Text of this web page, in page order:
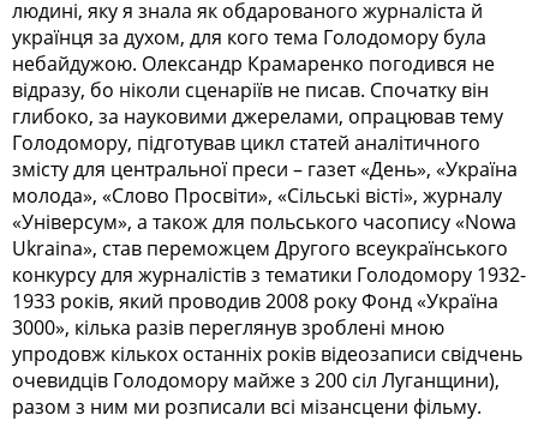
людині, яку я знала як обдарованого журналіста й
українця за духом, для кого тема Голодомору була
небайдужою. Олек­сандр Крамаренко погодився не
відразу, бо ніколи сценаріїв не писав. Спочатку він
глибоко, за науковими джерелами, опрацював тему
Голодо­мо­ру, підготував цикл статей аналітичного
змісту для центральної преси – газет «День», «Україна
молода», «Слово Просвіти», «Сільські вісті», журналу
«Універсум», а також для польського часопису «Nowa
Ukraina», став переможцем Другого всеукраїнського
конкурсу для журналістів з тематики Голодомору 1932-
1933 років, який проводив 2008 року Фонд «Україна
3000», кілька разів переглянув зроблені мною
упродовж кількох останніх років відеозаписи свідчень
очевидців Голодомору майже з 200 сіл Луганщини),
разом з ним ми розписали всі мізансцени фільму.